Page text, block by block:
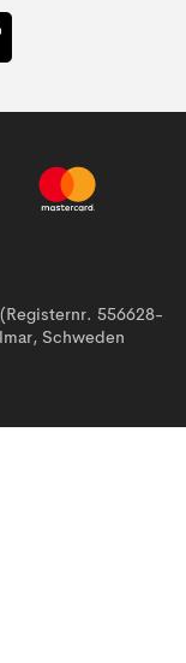
556628-
Schweden